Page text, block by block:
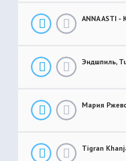
ANNA ASTI -